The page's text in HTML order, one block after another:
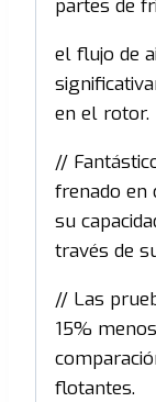
partes de
el flujo de
en el rotor.
//
frenado en
su
través de
// Las
15%
flotantes.